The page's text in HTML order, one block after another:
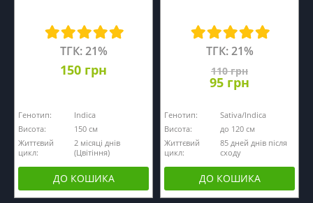
ТГК: 21%
150 грн
Генотип:
Indica
Висота:
150 см
Життєвий
цикл:
2 місяці днів
(Цвітіння)
ДО КОШИКА
ТГК: 21%
110 грн
95 грн
Генотип:
Sativa/Indica
Висота:
до 120 см
Життєвий
цикл:
85 дней днів після
сходу
ДО КОШИКА